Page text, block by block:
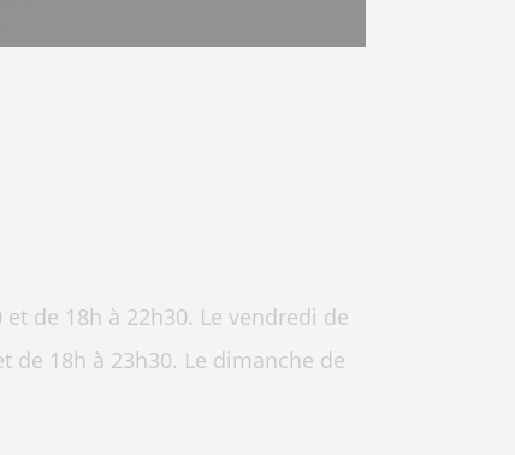
de 18h à 22h30. Le vendredi de
de 18h à 23h30. Le dimanche de